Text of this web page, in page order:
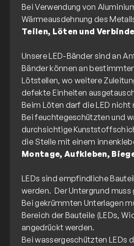
Bei Verwendung von
Teilen, Löten und
Unsere LED-Bänder sind an
Bänder können an
Lötstellen, wo weitere
defekte Einheiten
Beim Löten darf die LED
Bei feuchtegeschützten und
durchsichtige
Montage, Aufkleben,
LEDs sind empfindliche
werden. Der Untergrund
Bei gekrümmten Unterlagen
Bereich der Bauteile (LEDs,
angedrückt werden.
Bei wassergeschützten LEDs